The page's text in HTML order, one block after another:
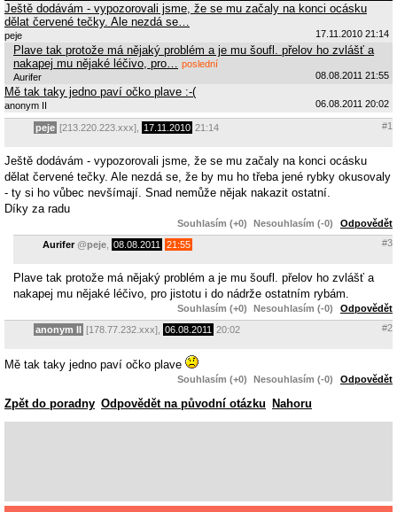
Ještě dodávám - vypozorovali jsme, že se mu začaly na konci ocásku
dělat červené tečky. Ale nezdá se…
peje 17.11.2010 21:14
Plave tak protože má nějaký problém a je mu šoufl. přelov ho zvlášť a
nakapej mu nějaké léčivo, pro…
poslední
Aurifer
08.08.2011 21:55
Mě tak taky jedno paví očko plave :-(
anonym II 06.08.2011 20:02
peje [213.220.223.xxx], 17.11.2010 21:14 #1
Ještě dodávám - vypozorovali jsme, že se mu začaly na konci ocásku
dělat červené tečky. Ale nezdá se, že by mu ho třeba jené rybky okusovaly
- ty si ho vůbec nevšímají. Snad nemůže nějak nakazit ostatní.
Díky za radu
Souhlasím (+0) Nesouhlasím (-0) Odpovědět
Aurifer @peje 08.08.2011 21:55 #3
Plave tak protože má nějaký problém a je mu šoufl. přelov ho zvlášť a
nakapej mu nějaké léčivo, pro jistotu i do nádrže ostatním rybám.
Souhlasím (+0) Nesouhlasím (-0) Odpovědět
anonym II [178.77.232.xxx], 06.08.2011 20:02 #2
Mě tak taky jedno paví očko plave
Souhlasím (+0) Nesouhlasím (-0) Odpovědět
Zpět do poradny Odpovědět na původní otázku Nahoru